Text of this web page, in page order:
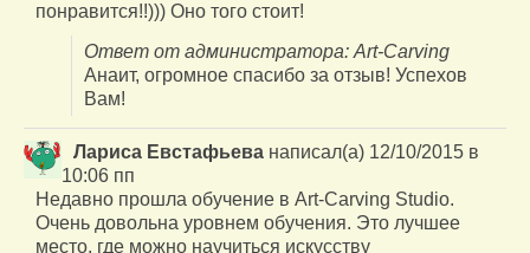
понравится!!))) Оно того стоит!
Ответ от администратора: Art-Carving
Анаит, огромное спасибо за отзыв! Успехов
Вам!
Лариса Евстафьева написал(а) 12/10/2015 в
10:06 пп
Недавно прошла обучение в Art-Carving Studio.
Очень довольна уровнем обучения. Это лучшее
место, где можно научиться искусству